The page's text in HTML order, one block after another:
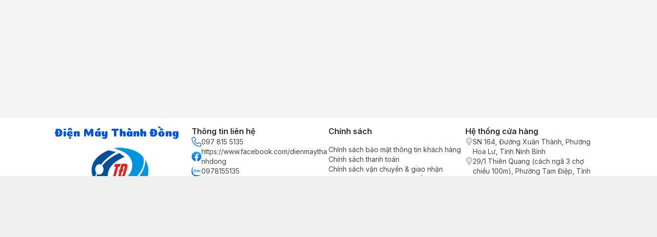
Điện Máy Thành Đồng Thông tin liên hệ
097 815 5135
https://www.facebook.com/dienmaytha
nhdong
0978155135
Chính sách
Chính sách bảo mật thông tin khách hàng
Chính sách thanh toán
Chính sách vận chuyển & giao nhận
Chính sách bảo hành sản phẩm
Hệ thống cửa hàng
SN 164, Đường Xuân Thành, Phường
Hoa Lư, Tỉnh Ninh Bình
29/1 Thiên Quang (cách ngã 3 chợ
chiều 100m), Phường Tam Điệp, Tỉnh